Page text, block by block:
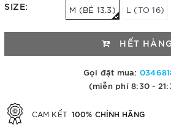
SIZE: M (BÉ 13.3) L (TO 16)
HẾT HÀNG
Gọi đặt mua:
(miễn phí 8:30 -
CAM KẾT 100% CHÍNH HÃNG